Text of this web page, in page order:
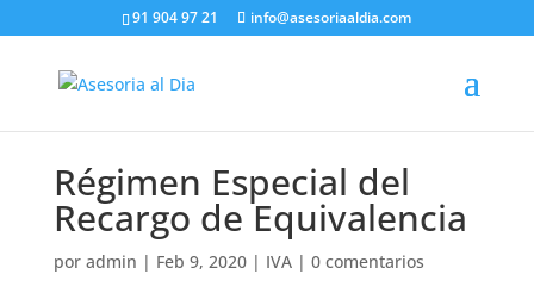
91 904 97 21 info@asesoriaaldia.com
Régimen Especial del
Recargo de Equivalencia
por admin | Feb 9, 2020| IVA| 0 comentarios